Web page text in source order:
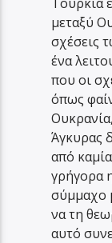
μεταξύ
σχέσεις
ένα
που οι
όπως
Άγκυρας
από
γρήγορα
σύμμαχο
να τη
αυτό